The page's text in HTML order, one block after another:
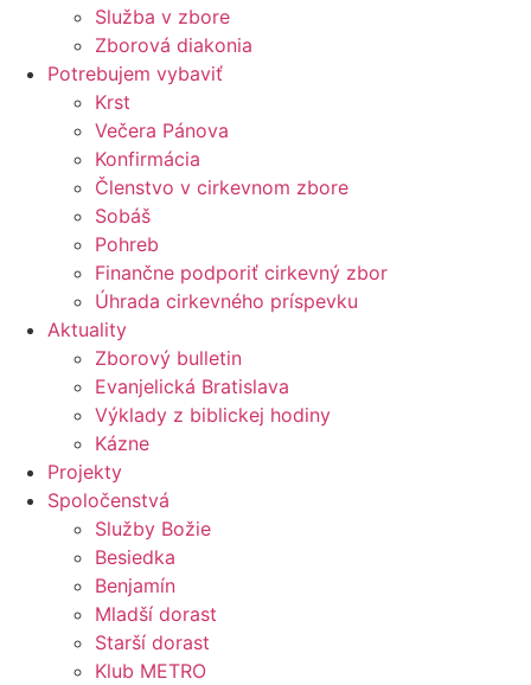
Služba v zbore
Zborová diakonia
Potrebujem vybaviť
Krst
Večera Pánova
Konfirmácia
Členstvo v cirkevnom zbore
Sobáš
Pohreb
Finančne podporiť cirkevný zbor
Úhrada cirkevného príspevku
Aktuality
Zborový bulletin
Evanjelická Bratislava
Výklady z biblickej hodiny
Kázne
Projekty
Spoločenstvá
Služby Božie
Besiedka
Benjamín
Mladší dorast
Starší dorast
Klub METRO